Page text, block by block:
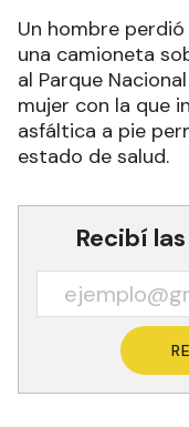
Un hombre
una camioneta
al Parque
mujer con la que
asfáltica a pie
estado de salud.
Recibí